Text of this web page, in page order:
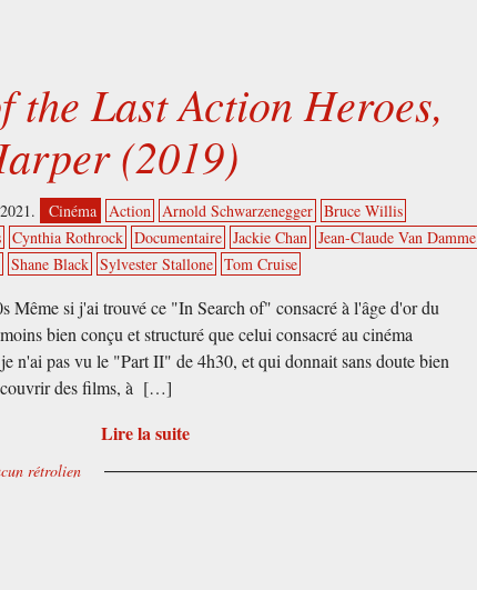
the Last Action Heroes,
(2019)
Cinéma Action Arnold Schwarzenegger Bruce Willis
Cynthia Rothrock Documentaire Jackie Chan Jean-Claude Van Damme
Shane Black Sylvester Stallone Tom Cruise
Même si j'ai trouvé ce "In Search of" consacré à l'âge d'or du
bien conçu et structuré que celui consacré au cinéma
n'ai pas vu le "Part II" de 4h30, et qui donnait sans doute bien
des films, à […]
Lire la suite
rétrolien